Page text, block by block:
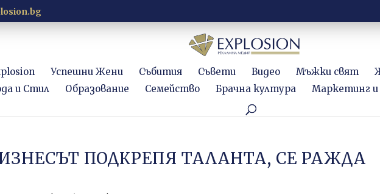
Успешни Жени Събития Съвети Видео Мъжки свят
и Стил Образование Семейство Брачна култура Маркетинг и
ПОДКРЕПЯ ТАЛАНТА, СЕ РАЖДА